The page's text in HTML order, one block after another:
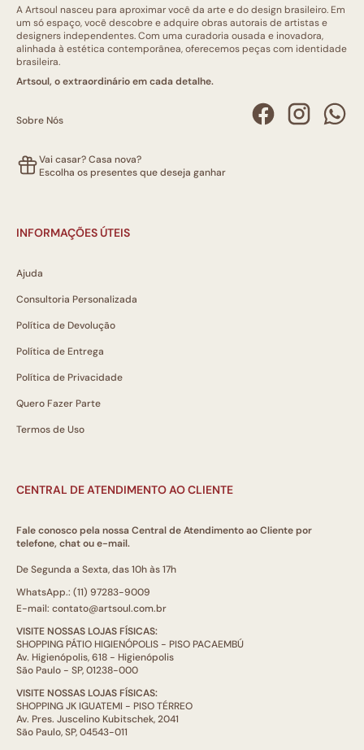
A Artsoul nasceu para aproximar você da arte e do design brasileiro. Em
um só espaço, você descobre e adquire obras autorais de artistas e
designers independentes. Com uma curadoria ousada e inovadora,
alinhada à estética contemporânea, oferecemos peças com identidade
brasileira.
Artsoul, o extraordinário em cada detalhe.
Sobre Nós
Vai casar? Casa nova?
Escolha os presentes que deseja ganhar
INFORMAÇÕES ÚTEIS
Ajuda
Consultoria Personalizada
Política de Devolução
Política de Entrega
Política de Privacidade
Quero Fazer Parte
Termos de Uso
CENTRAL DE ATENDIMENTO AO CLIENTE
Fale conosco pela nossa Central de Atendimento ao Cliente por
telefone, chat ou e-mail.
De Segunda a Sexta, das 10h às 17h
WhatsApp.: (11) 97283-9009
E-mail: contato@artsoul.com.br
VISITE NOSSAS LOJAS FÍSICAS:
SHOPPING PÁTIO HIGIENÓPOLIS - PISO PACAEMBÚ
Av. Higienópolis, 618 - Higienópolis
São Paulo - SP, 01238-000
VISITE NOSSAS LOJAS FÍSICAS:
SHOPPING JK IGUATEMI - PISO TÉRREO
Av. Pres. Juscelino Kubitschek, 2041
São Paulo, SP, 04543-011